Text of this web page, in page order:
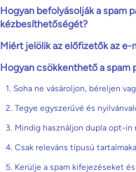
Hogyan befolyásolják a spam
kézbesíthetőségét?
Miért jelölik az előfizetők az e-
Hogyan csökkenthető a spam
1. Soha ne vásároljon, béreljen
2. Tegye egyszerűvé és
3. Mindig használjon dupla opt-
4. Csak releváns típusú
5. Kerülje a spam kifejezéseket